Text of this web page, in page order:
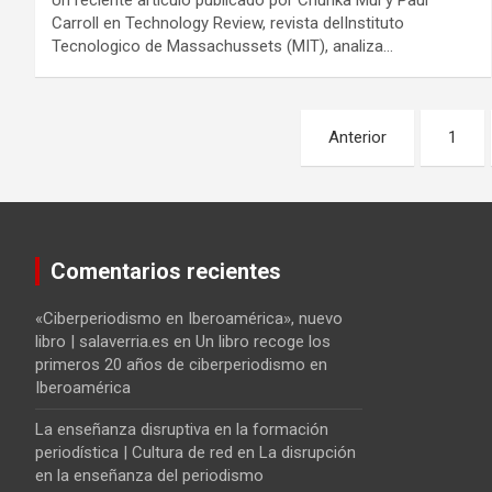
Carroll en Technology Review, revista delInstituto
Tecnologico de Massachussets (MIT), analiza…
Anterior 1
Comentarios recientes
«Ciberperiodismo en Iberoamérica», nuevo
libro | salaverria.es en Un libro recoge los
primeros 20 años de ciberperiodismo en
Iberoamérica
La enseñanza disruptiva en la formación
periodística | Cultura de red en La disrupción
en la enseñanza del periodismo